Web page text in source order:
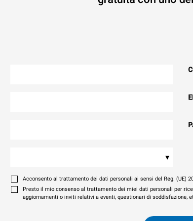
▾
Acconsento al trattamento dei dati personali ai sensi del Reg. (UE)
Presto il mio consenso al trattamento dei miei dati personali per
aggiornamenti o inviti relativi a eventi, questionari di soddisfazione,